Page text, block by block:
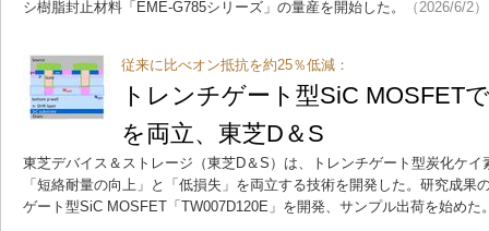
シ樹脂封止材料「EME-G785シリーズ」の量産を開始した。
（2026/6/2）
従来に比べオン抵抗を約25％低減：
トレンチゲート型SiC MOSFET
を両立、東芝D＆S
東芝デバイス＆ストレージ（東芝D＆S）は、トレンチゲート型炭化ケ
「短絡耐量の向上」と「低損失」を両立する技術を開発した。研究成果
ゲート型SiC MOSFET「TW007D120E」を開発、サンプル出荷を始めた